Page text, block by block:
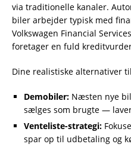
via traditionelle kanaler.
biler arbejder typisk med
Volkswagen Financial
foretager en fuld
Dine realistiske alternativer
Demobiler: Næsten nye
sælges som brugte —
Venteliste-strategi:
spar op til udbetaling og